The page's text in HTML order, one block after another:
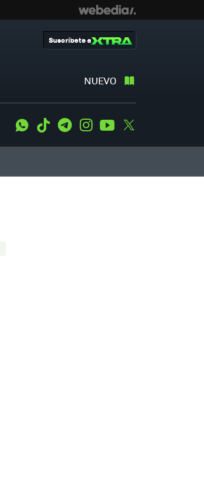
NUEVO
Suscríbete a
WhatsApp
Tiktok TelegramInstagramYoutube